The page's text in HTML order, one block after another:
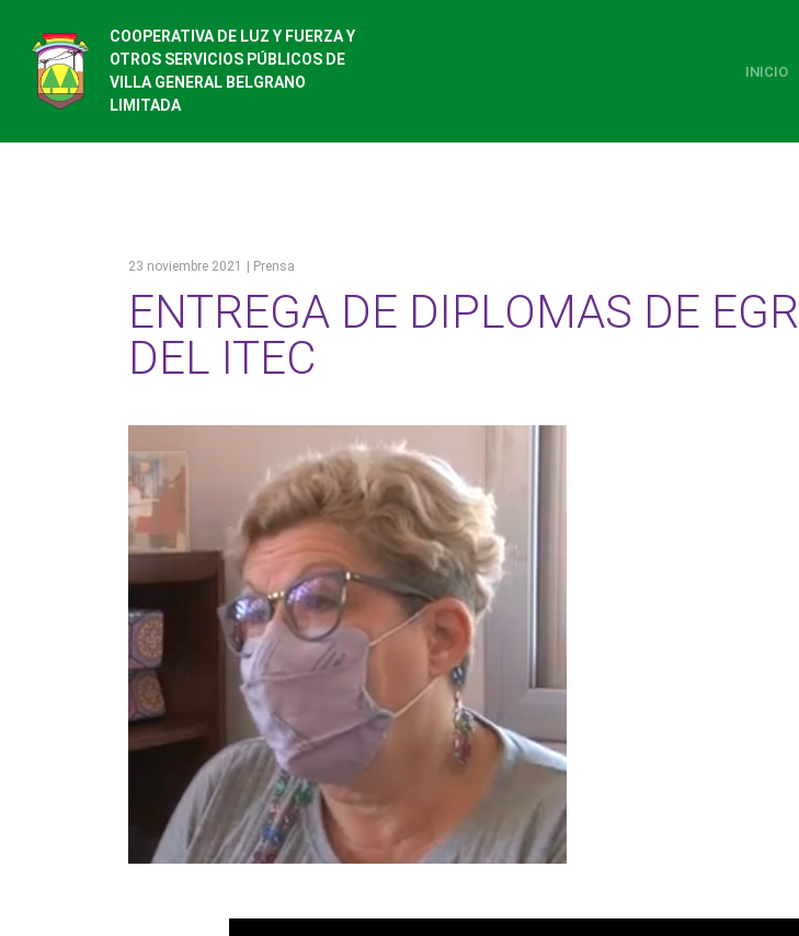
COOPERATIVA DE LUZ Y FUERZA Y
OTROS SERVICIOS PÚBLICOS DE
VILLA GENERAL BELGRANO
LIMITADA
INICIO
23 noviembre 2021 | Prensa
ENTREGA DE DIPLOMAS DE
DEL ITEC